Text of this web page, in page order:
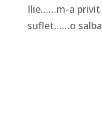
Ilie……m-a
suflet……o